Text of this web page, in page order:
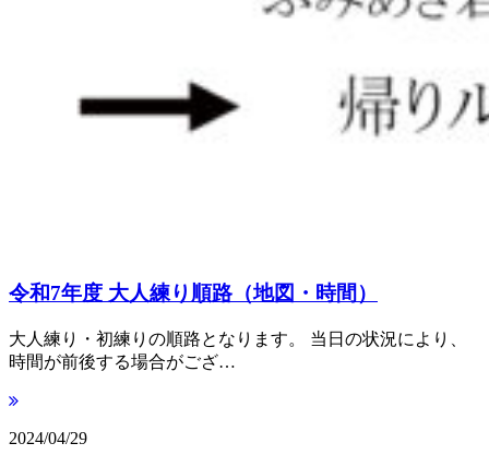
令和7年度 大人練り順路（地図・時間）
大人練り・初練りの順路となります。 当日の状況により、
時間が前後する場合がござ…
2024/04/29